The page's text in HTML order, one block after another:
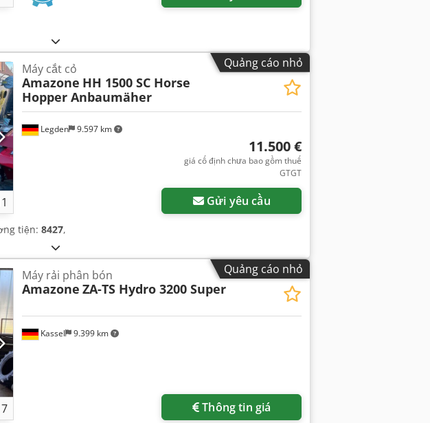
Quảng cáo nhỏ
Legden 9.597 km
Máy cắt cỏ
Amazone HH 1500 SC Horse
Hopper Anbaumäher
11.500 €
giá cố định chưa bao gồm thuế
GTGT
Gửi yêu cầu
tiện: 8427,
Quảng cáo nhỏ
7
Kassel 9.399 km
Máy rải phân bón
Amazone ZA-TS Hydro 3200 Super
Thông tin giá